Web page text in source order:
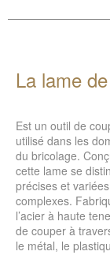
La lame
Est un outil de
utilisé dans les
du bricolage.
cette lame se
précises et
complexes.
l’acier à haute
de couper à
le métal, le